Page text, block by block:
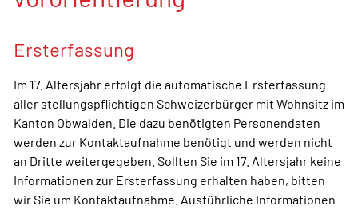
Ersterfassung
Im 17. Altersjahr erfolgt die automatische Ersterfassung
aller stellungspflichtigen Schweizerbürger mit Wohnsitz im
Kanton Obwalden. Die dazu benötigten Personendaten
werden zur Kontaktaufnahme benötigt und werden nicht
an Dritte weitergegeben. Sollten Sie im 17. Altersjahr keine
Informationen zur Ersterfassung erhalten haben, bitten
wir Sie um Kontaktaufnahme. Ausführliche Informationen